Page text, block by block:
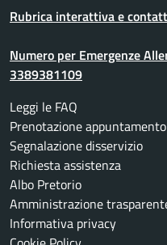
Rubrica interattiva e
Numero per Emergenze
3389381109
Leggi le FAQ
Prenotazione appuntamento
Segnalazione disservizio
Richiesta assistenza
Albo Pretorio
Amministrazione
Informativa privacy